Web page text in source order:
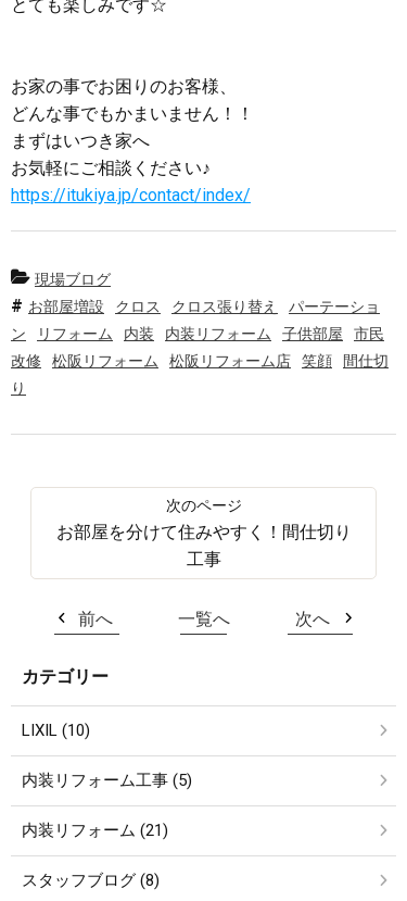
とても楽しみです☆
お家の事でお困りのお客様、
どんな事でもかまいません！！
まずはいつき家へ
お気軽にご相談ください♪
https://itukiya.jp/contact/index/
現場ブログ
お部屋増設
クロス クロス張り替え
パーテーショ
ン
リフォーム 内装 内装リフォーム 子供部屋
市民
改修
松阪リフォーム 松阪リフォーム店 笑顔
間仕切
り
お部屋を分けて住みやすく！間仕切り
工事
前へ 一覧へ 次へ
カテゴリー
LIXIL (10)
内装リフォーム工事 (5)
内装リフォーム (21)
スタッフブログ (8)